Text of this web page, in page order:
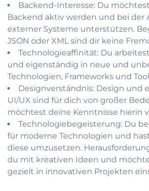
Backend-Interesse: Du
Backend aktiv werden und bei der
externer Systeme unterstützen.
JSON oder XML sind dir keine
Technologieaffinität: Du
und eigenständig in neue und
Technologien, Frameworks und
Designverständnis: Design und
UI/UX sind für dich von großer
möchtest deine Kenntnisse hierin
Technologiebegeisterung: Du
für moderne Technologien und
diese umzusetzen.
du mit kreativen Ideen und
gezielt in innovativen Projekten